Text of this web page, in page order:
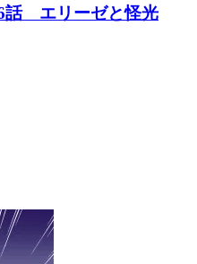
話 エリーゼと怪光